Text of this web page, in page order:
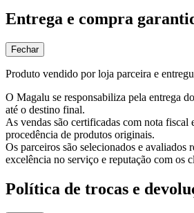
Entrega e compra
Fechar
Produto vendido por loja parceira e
O Magalu se responsabiliza pela entrega
até o destino final.
As vendas são certificadas com nota fiscal
procedência de produtos originais.
Os parceiros são selecionados e avaliados
excelência no serviço e reputação com os
Política de trocas e